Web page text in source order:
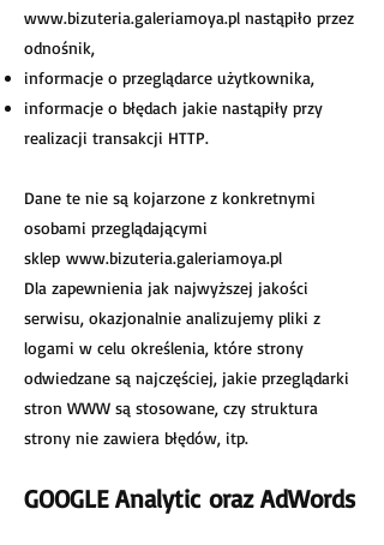
www.bizuteria.galeriamoya.pl nastąpiło przez
odnośnik,
informacje o przeglądarce użytkownika,
informacje o błędach jakie nastąpiły przy
realizacji transakcji HTTP.
Dane te nie są kojarzone z konkretnymi
osobami przeglądającymi
sklep www.bizuteria.galeriamoya.pl
Dla zapewnienia jak najwyższej jakości
serwisu, okazjonalnie analizujemy pliki z
logami w celu określenia, które strony
odwiedzane są najczęściej, jakie przeglądarki
stron WWW są stosowane, czy struktura
strony nie zawiera błędów, itp.
GOOGLE Analytic oraz AdWords